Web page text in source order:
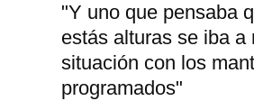
"Y uno que pensaba
estás alturas se iba a
situación con los
programados"